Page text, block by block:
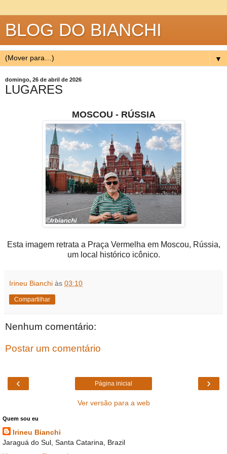
BLOG DO BIANCHI
▼
domingo, 26 de abril de 2026
LUGARES
MOSCOU - RÚSSIA
Esta imagem retrata a Praça Vermelha em Moscou, Rússia,
um local histórico icônico.
Irineu Bianchi às 03:10
Compartilhar
Nenhum comentário:
Postar um comentário
‹ ›
Página inicial
Ver versão para a web
Quem sou eu
Irineu Bianchi
Jaraguá do Sul, Santa Catarina, Brazil